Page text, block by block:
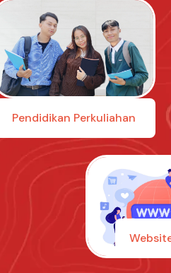
Pendidikan Perkuliahan